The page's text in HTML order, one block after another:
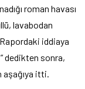
roman havası
lavabodan
Rapordaki iddiaya
dedikten sonra,
aşağıya itti.